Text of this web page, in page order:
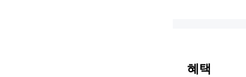
혜택